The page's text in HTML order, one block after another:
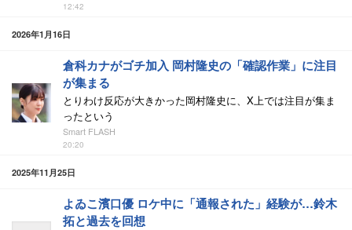
12:42
2026年1月16日
倉科カナがゴチ加入 岡村隆史の「確認作業」に注目
が集まる
とりわけ反応が大きかった岡村隆史に、X上では注目が集ま
ったという
Smart FLASH
20:20
2025年11月25日
よゐこ濱口優 ロケ中に「通報された」経験が…鈴木
拓と過去を回想